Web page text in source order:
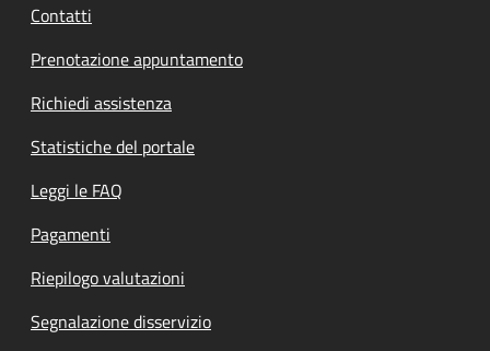
Contatti
Prenotazione appuntamento
Richiedi assistenza
Statistiche del portale
Leggi le FAQ
Pagamenti
Riepilogo valutazioni
Segnalazione disservizio